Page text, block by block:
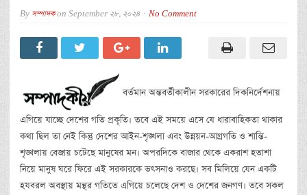
By সম্পাদকon September 28, 2024 No Comment
বর্তমান অন্তবর্তীকালীন সরকারের দিকনির্দেশনায়
এগিয়ে যাচ্ছে দেশের গতি প্রকৃতি। তবে এই সময়ে এসে যে ধারাবাহিকতা থাকার
কথা ছিল তা নেই কিন্তু দেশের আইন-শৃঙ্খলা এবং উন্নয়ন-আগ্রগতি ও শান্তি-
শৃঙ্খলায় বেজায় চটেছে মানুষের মন। অপরদিকে বাজার থেকে একরাশ হতাশা
নিয়ে মানুষ ঘরে ফিরে এই সরকারকে ভৎসনাও করছে। সব মিলিয়ে যেন একটি
হযবরল অবস্থায় মন্থর গতিতে এগিয়ে চলেছে দেশ ও দেশের জনগণ। তবে সকল